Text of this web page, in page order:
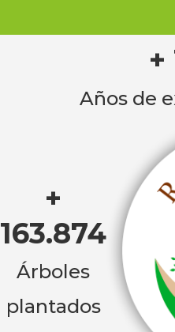
+
Años de
+
163.874
Árboles
plantados